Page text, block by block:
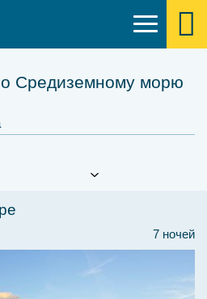
Средиземному морю
7 ночей